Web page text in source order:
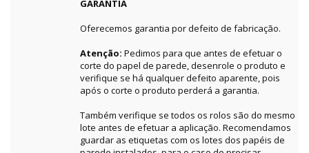
GARANTIA
Oferecemos garantia por defeito de fabricação.
Atenção: Pedimos para que antes de efetuar o
corte do papel de parede, desenrole o produto e
verifique se há qualquer defeito aparente, pois
após o corte o produto perderá a garantia.
Também verifique se todos os rolos são do mesmo
lote antes de efetuar a aplicação. Recomendamos
guardar as etiquetas com os lotes dos papéis de